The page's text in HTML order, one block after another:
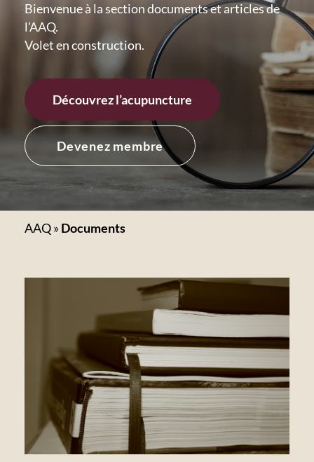
Bienvenue à la section documents et articles de
l’AAQ.
Volet en construction.
Découvrez l’acupuncture
Devenez membre
AAQ» Documents